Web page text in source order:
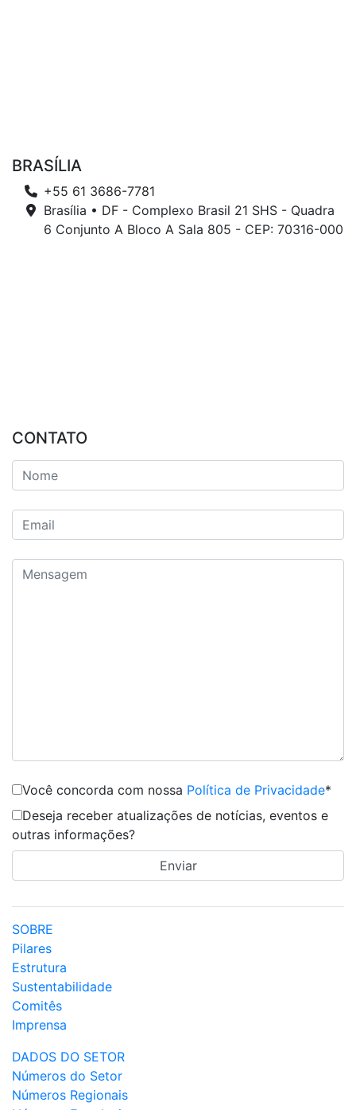
BRASÍLIA
+55 61 3686-7781
Brasília • DF - Complexo Brasil 21 SHS - Quadra
6 Conjunto A Bloco A Sala 805 - CEP: 70316-000
CONTATO
Você concorda com nossa Política de Privacidade*
Deseja receber atualizações de notícias, eventos e
outras informações?
SOBRE
Pilares
Estrutura
Sustentabilidade
Comitês
Imprensa
DADOS DO SETOR
Números do Setor
Números Regionais